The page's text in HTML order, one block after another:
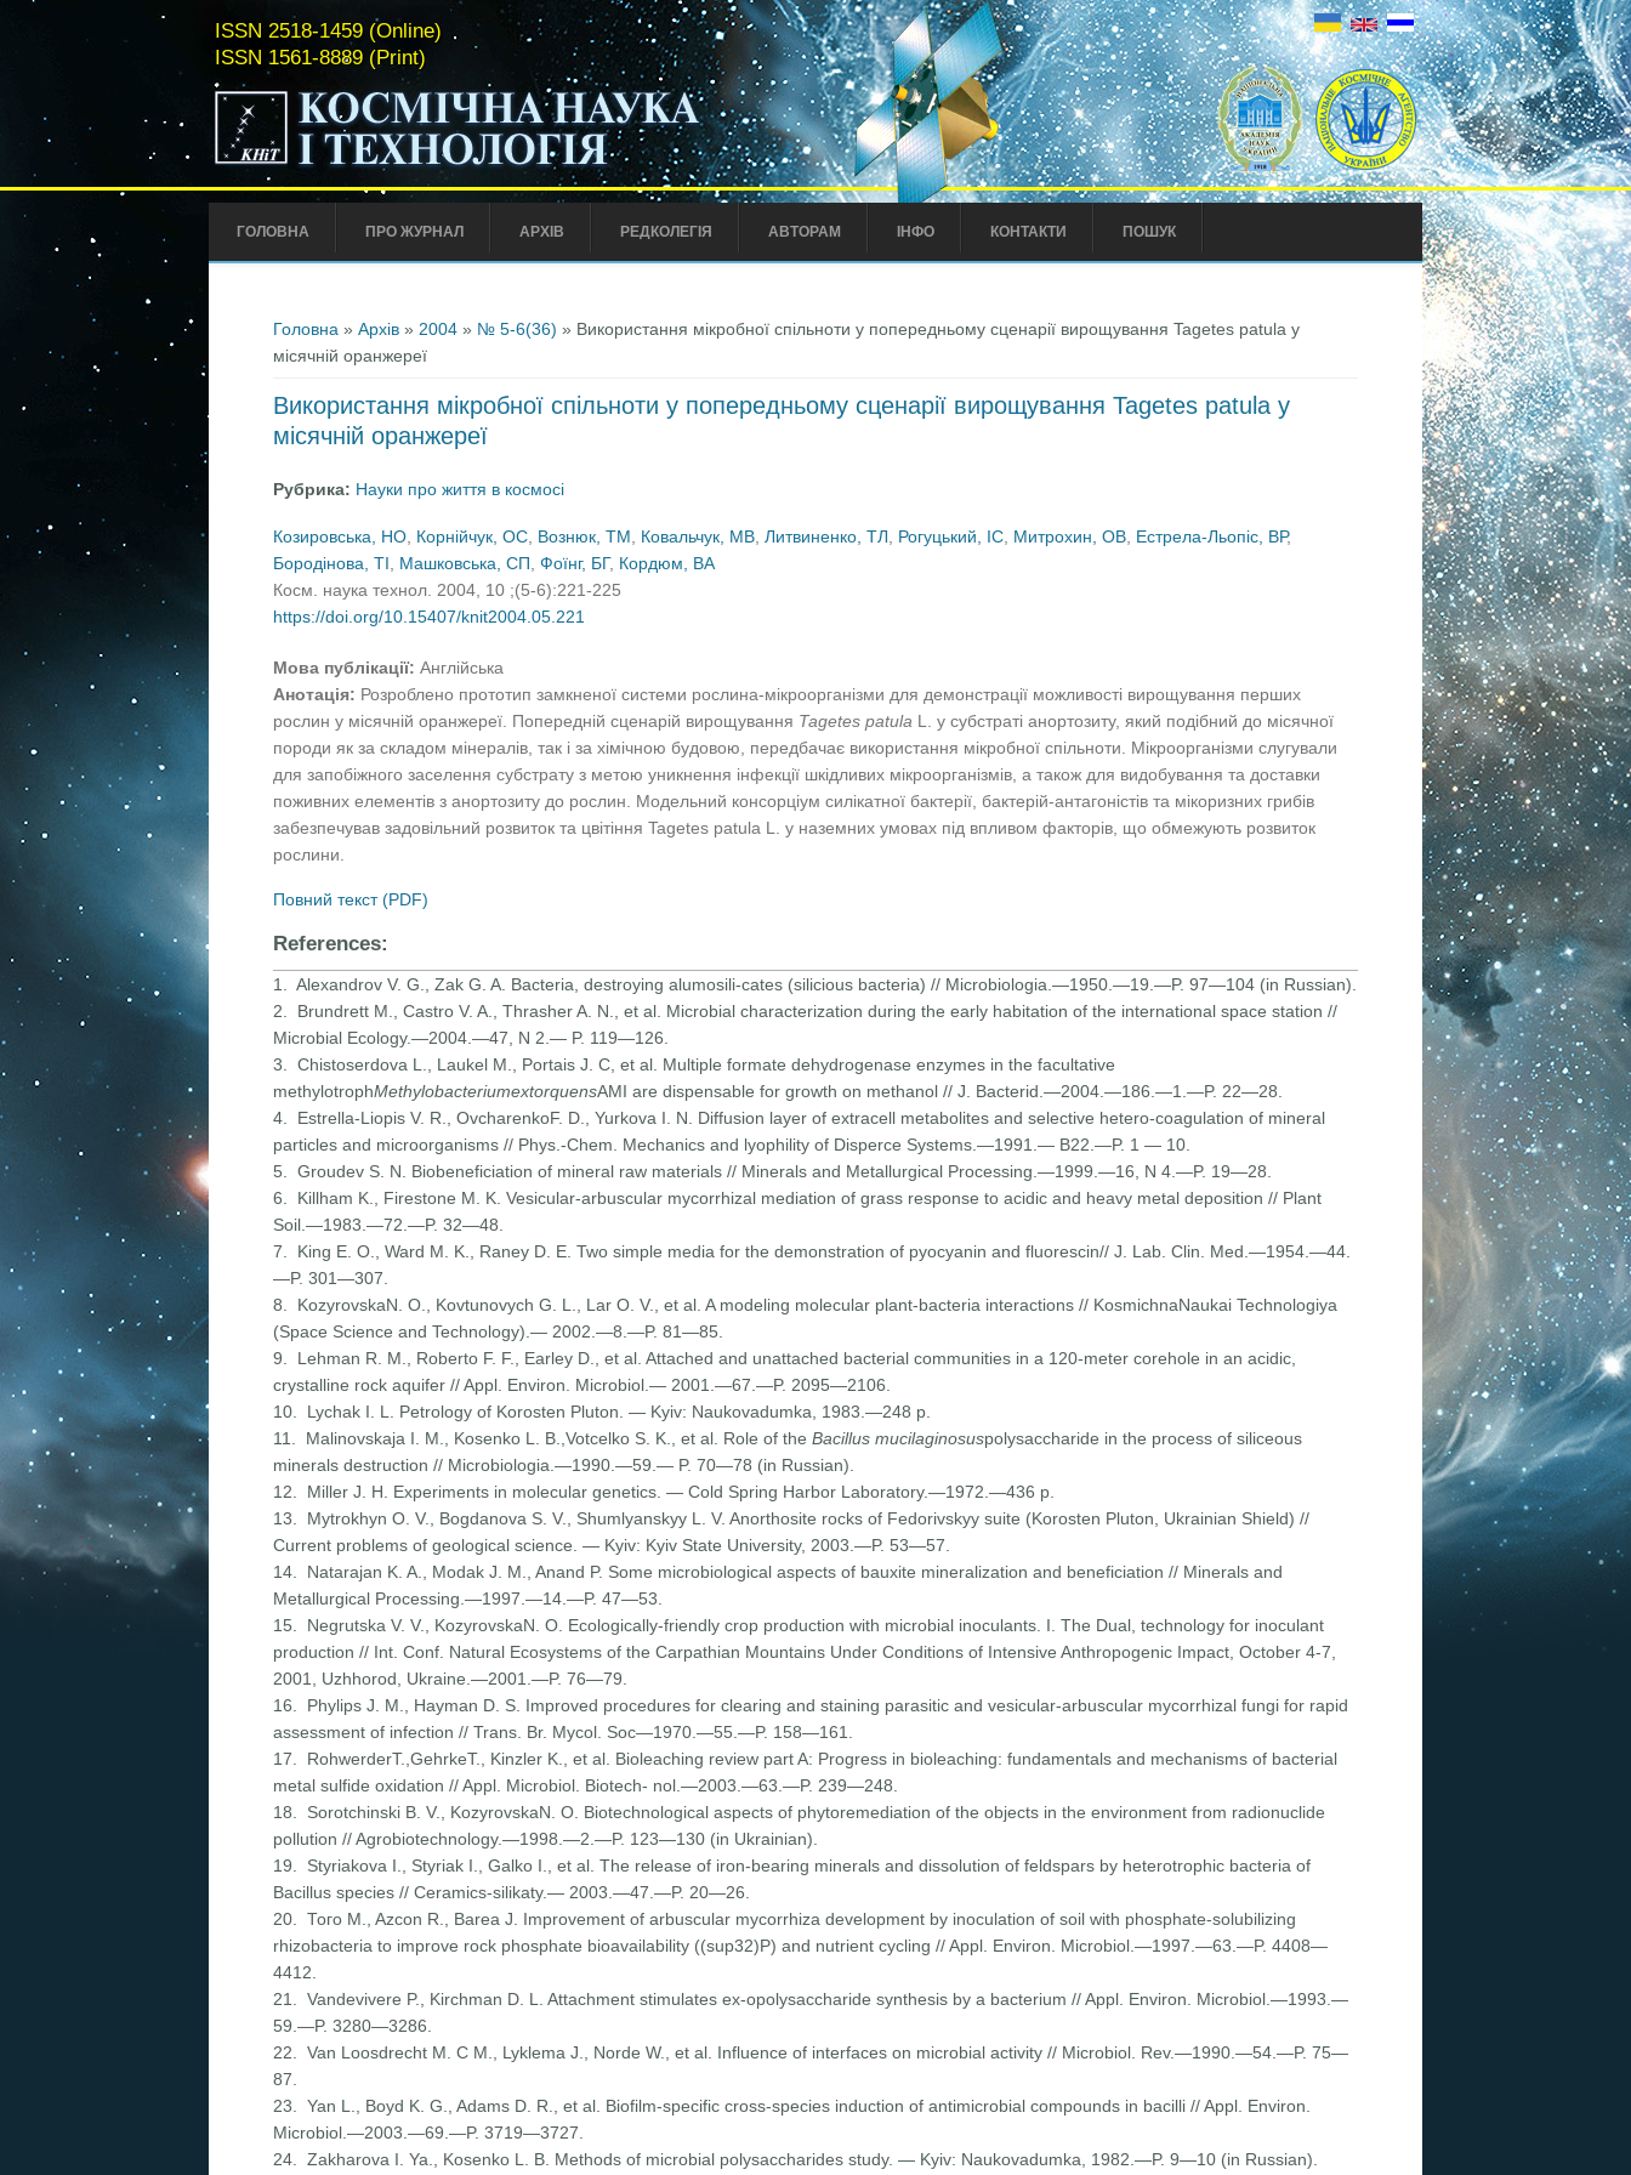
ISSN 2518-1459 (Online)
ISSN 1561-8889 (Print)
ГОЛОВНА ПРО ЖУРНАЛ АРХІВ РЕДКОЛЕГІЯ АВТОРАМ ІНФО КОНТАКТИ ПОШУК
Головна» Архів» 2004» № 5-6(36) » Використання мікробної спільноти у попередньому сценарії вирощування Tagetes patula у
місячній оранжереї
Використання мікробної спільноти у попередньому сценарії вирощування Tagetes patula у
місячній оранжереї
Рубрика: Науки про життя в космосі
Козировська, НО, Корнійчук, ОС, Вознюк, ТМ, Ковальчук, МВ, Литвиненко, ТЛ, Рогуцький, ІС, Митрохин, ОВ, Естрела-Льопіс, ВР,
Бородінова, ТІ, Машковська, СП, Фоїнг, БГ, Кордюм, ВА
Косм. наука технол. 2004, 10 ;(5-6):221-225
https://doi.org/10.15407/knit2004.05.221
Мова публікації: Англійська
Анотація: Розроблено прототип замкненої системи рослина-мікроорганізми для демонстрації можливості вирощування перших
рослин у місячній оранжереї. Попередній сценарій вирощування Tagetes patulaL. у субстраті анортозиту, який подібний до місячної
породи як за складом мінералів, так і за хімічною будовою, передбачає використання мікробної спільноти. Мікроорганізми слугували
для запобіжного заселення субстрату з метою уникнення інфекції шкідливих мікроорганізмів, а також для видобування та доставки
поживних елементів з анортозиту до рослин. Модельний консорціум силікатної бактерії, бактерій-антагоністів та мікоризних грибів
забезпечував задовільний розвиток та цвітіння Tagetes patula L. у наземних умовах під впливом факторів, що обмежують розвиток
рослини.
Повний текст (PDF)
References:
1. Alexandrov V. G., Zak G. A. Bacteria, destroying alumosili-cates (silicious bacteria) // Microbiologia.—1950.—19.—P. 97—104 (in Russian).
2. Brundrett M., Castro V. A., Thrasher A. N., et al. Microbial characterization during the early habitation of the international space station //
Microbial Ecology.—2004.—47, N 2.— P. 119—126.
3. Chistoserdova L., Laukel M., Portais J. C, et al. Multiple formate dehydrogenase enzymes in the facultative
methylotrophMethylobacteriumextorquensAMI are dispensable for growth on methanol // J. Bacterid.—2004.—186.—1.—P. 22—28.
4. Estrella-Liopis V. R., OvcharenkoF. D., Yurkova I. N. Diffusion layer of extracell metabolites and selective hetero-coagulation of mineral
particles and microorganisms // Phys.-Chem. Mechanics and lyophility of Disperce Systems.—1991.— B22.—P. 1 — 10.
5. Groudev S. N. Biobeneficiation of mineral raw materials // Minerals and Metallurgical Processing.—1999.—16, N 4.—P. 19—28.
6. Killham K., Firestone M. K. Vesicular-arbuscular mycorrhizal mediation of grass response to acidic and heavy metal deposi­tion // Plant
Soil.—1983.—72.—P. 32—48.
7. King E. O., Ward M. K., Raney D. E. Two simple media for the demonstration of pyocyanin and fluorescin// J. Lab. Clin. Med.—1954.—44.
—P. 301—307.
8. KozyrovskaN. O., Kovtunovych G. L., Lar O. V., et al. A modeling molecular plant-bacteria interactions // KosmichnaNaukaі Technologiya
(Space Science and Technology).— 2002.—8.—P. 81—85.
9. Lehman R. M., Roberto F. F., Earley D., et al. Attached and unattached bacterial communities in a 120-meter corehole in an acidic,
crystalline rock aquifer // Appl. Environ. Microbiol.— 2001.—67.—P. 2095—2106.
10. Lychak I. L. Petrology of Korosten Pluton. — Kyiv: Naukovadumka, 1983.—248 p.
11. Malinovskaja I. M., Kosenko L. В.,Votcelko S. K., et al. Role of the Bacillus mucilaginosuspolysaccharide in the process of siliceous
minerals destruction // Microbiologia.—1990.—59.— P. 70—78 (in Russian).
12. Miller J. H. Experiments in molecular genetics. — Cold Spring Harbor Laboratory.—1972.—436 p.
13. Mytrokhyn O. V., Bogdanova S. V., Shumlyanskyy L. V. Anorthosite rocks of Fedorivskyy suite (Korosten Pluton, Uk­rainian Shield) //
Current problems of geological science. — Kyiv: Kyiv State University, 2003.—P. 53—57.
14. Natarajan K. A., Modak J. M., Anand P. Some microbiological aspects of bauxite mineralization and beneficiation // Minerals and
Metallurgical Processing.—1997.—14.—P. 47—53.
15. Negrutska V. V., KozyrovskaN. O. Ecologically-friendly crop production with microbial inoculants. I. The Dual, technology for inoculant
production // Int. Conf. Natural Ecosystems of the Carpathian Mountains Under Conditions of Intensive Anthropogenic Impact, October 4-7,
2001, Uzhhorod, Uk­raine.—2001.—P. 76—79.
16. Phylips J. M., Hayman D. S. Improved procedures for clearing and staining parasitic and vesicular-arbuscular mycorrhizal fungi for rapid
assessment of infection // Trans. Br. Mycol. Soc—1970.—55.—P. 158—161.
17. RohwerderТ.,GehrkeТ., Kinzler K., et al. Bioleaching review part A: Progress in bioleaching: fundamentals and mechanisms of bacterial
metal sulfide oxidation // Appl. Microbiol. Biotech- nol.—2003.—63.—P. 239—248.
18. Sorotchinski B. V., KozyrovskaN. O. Biotechnological aspects of phytoremediation of the objects in the environment from radionuclide
pollution // Agrobiotechnology.—1998.—2.—P. 123—130 (in Ukrainian).
19. Styriakova I., Styriak I., Galko I., et al. The release of iron-bearing minerals and dissolution of feldspars by hetero­trophic bacteria of
Bacillus species // Ceramics-silikaty.— 2003.—47.—P. 20—26.
20. Того M., Azcon R., Barea J. Improvement of arbuscular mycorrhiza development by inoculation of soil with phosphate-solubilizing
rhizobacteria to improve rock phosphate bioavaila­bility ((sup32)P) and nutrient cycling // Appl. Environ. Microbiol.—1997.—63.—P. 4408—
4412.
21. Vandevivere P., Kirchman D. L. Attachment stimulates ex-opolysaccharide synthesis by a bacterium // Appl. Environ. Microbiol.—1993.—
59.—P. 3280—3286.
22. Van Loosdrecht M. С M., Lyklema J., Norde W., et al. Influence of interfaces on microbial activity // Microbiol. Rev.—1990.—54.—P. 75—
87.
23. Yan L., Boyd K. G., Adams D. R., et al. Biofilm-specific cross-species induction of antimicrobial compounds in bacilli // Appl. Environ.
Microbiol.—2003.—69.—P. 3719—3727.
24. Zakharova I. Ya., Kosenko L. B. Methods of microbial polysac­charides study. — Kyiv: Naukovadumka, 1982.—P. 9—10 (in Russian).